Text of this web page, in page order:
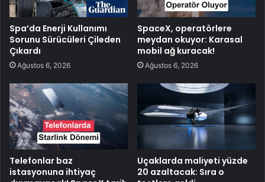
Spa’da Enerji Kullanımı
Sorunu Sürücüleri Çileden
Çıkardı
Ağustos 6, 2026
SpaceX, operatörlere
meydan okuyor: Karasal
mobil ağ kuracak!
Ağustos 6, 2026
Telefonlar baz
istasyonuna ihtiyaç
Uçaklarda maliyeti yüzde
20 azaltacak: Sıra o